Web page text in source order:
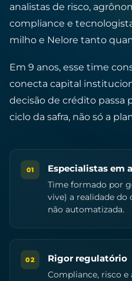
analistas de risco,
compliance e
milho e Nelore tanto
Em 9 anos, esse time
conecta capital
decisão de crédito
ciclo da safra, não só a
01 Especialistas em
Time formado por
vive) a realidade do
não automatizada.
02 Rigor regulatório
Compliance, risco